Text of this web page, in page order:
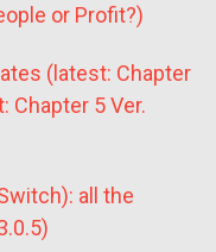
or Profit?)
(latest: Chapter
Chapter 5 Ver.
all the